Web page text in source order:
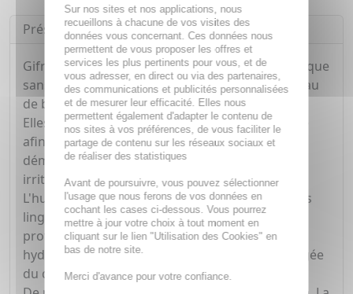
Présentation
Gifrer a créé les lingettes à l'huile d'olive biologique
sans rinçage pour nettoyer en délicatesse la peau
de bébé.
Elles permettent également de nettoyer le siège
afin d'atténuer les risques d'inconforts liés aux
démangeaisons, aux rougeurs ou encore aux
irritations.
L'huile d'olive et la glycérine, contenues dans ces
lingettes, garantissent une hydratation et une
protection optimale de la peau. Le film
hydrolipidique est maintenu : la peau est protégée
du dessèchement.
Sur nos sites et nos applications, nous
recueillons à chacune de vos visites des
données vous concernant. Ces données nous
permettent de vous proposer les offres et
services les plus pertinents pour vous, et de
vous adresser, en direct ou via des partenaires,
des communications et publicités personnalisées
et de mesurer leur efficacité. Elles nous
permettent également d'adapter le contenu de
nos sites à vos préférences, de vous faciliter le
partage de contenu sur les réseaux sociaux et
de réaliser des statistiques
Avant de poursuivre, vous pouvez sélectionner
l'usage que nous ferons de vos données en
cochant les cases ci-dessous. Vous pourrez
mettre à jour votre choix à tout moment en
cliquant sur le lien "Utilisation des Cookies" en
bas de notre site.
Merci d'avance pour votre confiance.